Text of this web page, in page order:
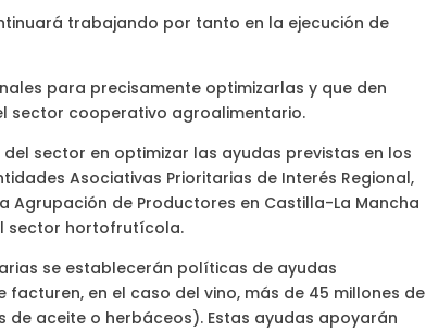
trabajando por tanto en la ejecución de
para precisamente optimizarlas y que den
sector cooperativo agroalimentario.
sector en optimizar las ayudas previstas en los
Asociativas Prioritarias de Interés Regional,
de Productores en Castilla-La Mancha
sector hortofrutícola.
se establecerán políticas de ayudas
en el caso del vino, más de 45 millones de
aceite o herbáceos). Estas ayudas apoyarán